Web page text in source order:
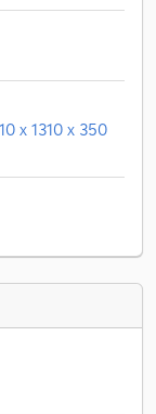
x 1310 x 350